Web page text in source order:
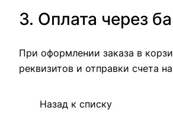
3. Оплата через
При оформлении заказа в
реквизитов и отправки счета
Назад к списку